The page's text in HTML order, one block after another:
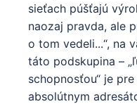
sieťach púšťajú
naozaj pravda, ale
o tom vedeli...“, na
táto podskupina –
schopnosťou“ je
absolútnym